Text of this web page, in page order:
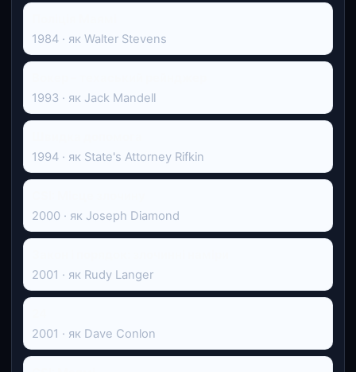
1984 · як Walter Stevens
1993 · як Jack Mandell
1994 · як State's Attorney Rifkin
2000 · як Joseph Diamond
2001 · як Rudy Langer
2001 · як Dave Conlon